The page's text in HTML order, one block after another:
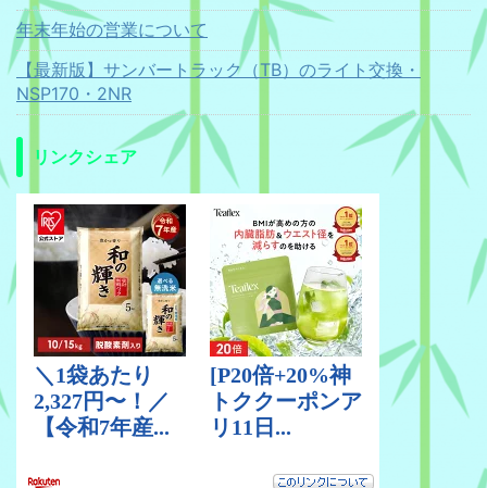
年末年始の営業について
【最新版】サンバートラック（TB）のライト交換・
NSP170・2NR
リンクシェア